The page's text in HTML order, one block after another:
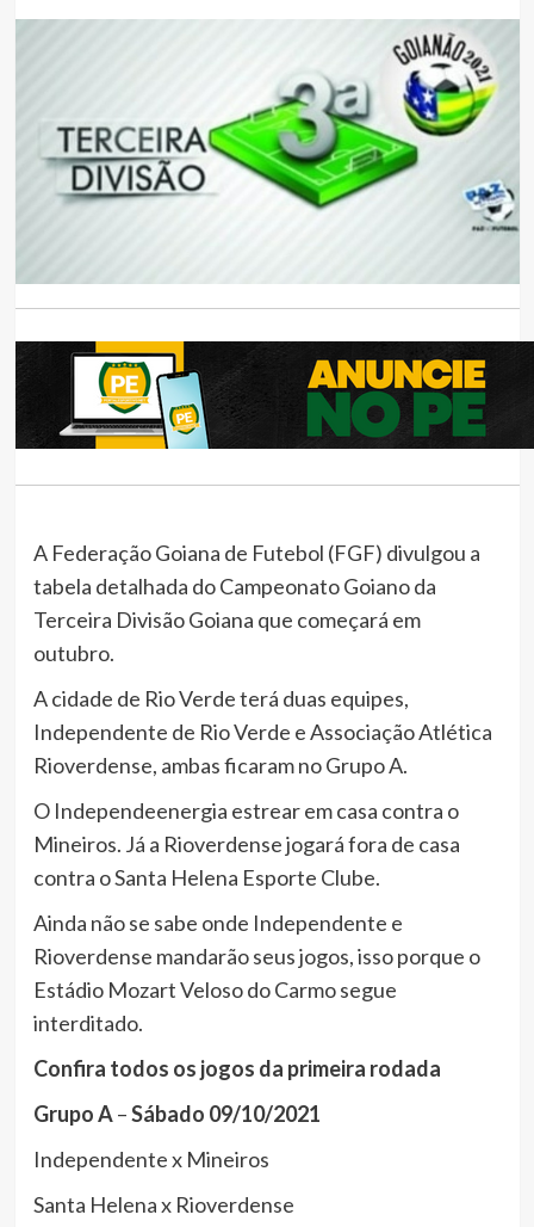
A Federação Goiana de Futebol (FGF) divulgou a
tabela detalhada do Campeonato Goiano da
Terceira Divisão Goiana que começará em
outubro.
A cidade de Rio Verde terá duas equipes,
Independente de Rio Verde e Associação Atlética
Rioverdense, ambas ficaram no Grupo A.
O Independeenergia estrear em casa contra o
Mineiros. Já a Rioverdense jogará fora de casa
contra o Santa Helena Esporte Clube.
Ainda não se sabe onde Independente e
Rioverdense mandarão seus jogos, isso porque o
Estádio Mozart Veloso do Carmo segue
interditado.
Confira todos os jogos da primeira rodada
GrupoA–Sábado 09/10/2021
Independente x Mineiros
Santa Helena x Rioverdense